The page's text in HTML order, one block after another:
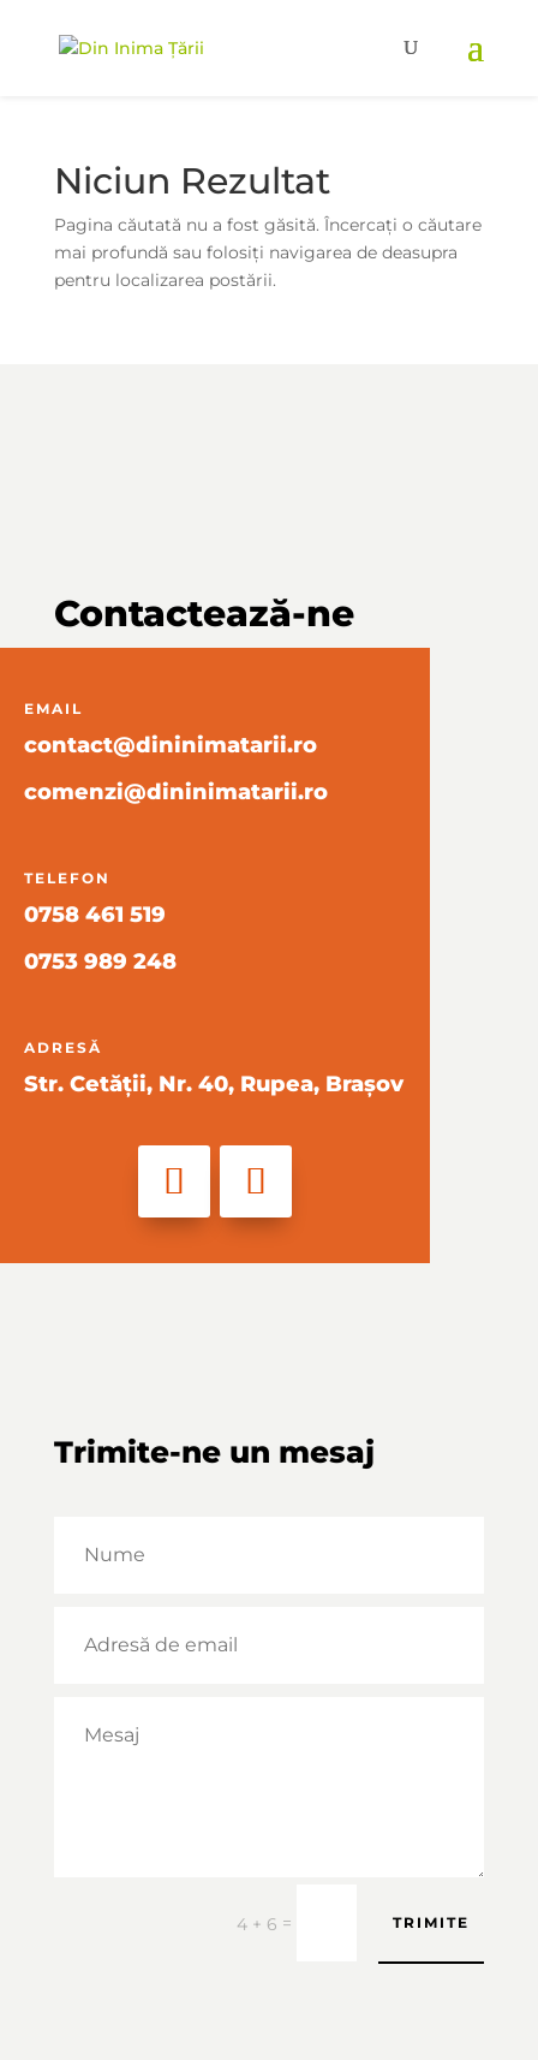
Niciun Rezultat
Pagina căutată nu a fost găsită. Încercați o căutare
mai profundă sau folosiți navigarea de deasupra
pentru localizarea postării.
Contactează-ne
EMAIL
contact@dininimatarii.ro
comenzi@dininimatarii.ro
TELEFON
0758 461 519
0753 989 248
ADRESĂ
Str. Cetății, Nr. 40, Rupea, Brașov
Trimite-ne un mesaj
4 + 6 = TRIMITE